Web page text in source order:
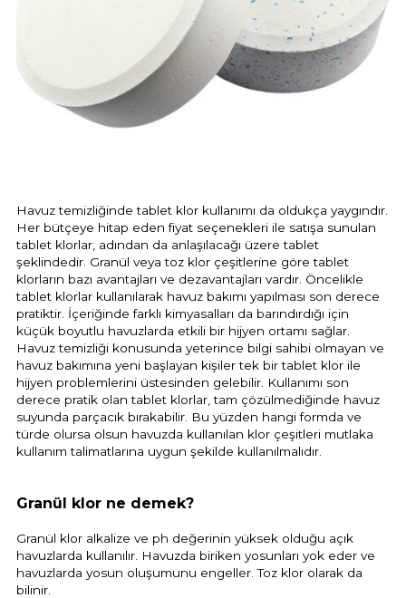
Havuz temizliğinde tablet klor kullanımı da oldukça yaygındır.
Her bütçeye hitap eden fiyat seçenekleri ile satışa sunulan
tablet klorlar, adından da anlaşılacağı üzere tablet
şeklindedir. Granül veya toz klor çeşitlerine göre tablet
klorların bazı avantajları ve dezavantajları vardır. Öncelikle
tablet klorlar kullanılarak havuz bakımı yapılması son derece
pratiktir. İçeriğinde farklı kimyasalları da barındırdığı için
küçük boyutlu havuzlarda etkili bir hijyen ortamı sağlar.
Havuz temizliği konusunda yeterince bilgi sahibi olmayan ve
havuz bakımına yeni başlayan kişiler tek bir tablet klor ile
hijyen problemlerini üstesinden gelebilir. Kullanımı son
derece pratik olan tablet klorlar, tam çözülmediğinde havuz
suyunda parçacık bırakabilir. Bu yüzden hangi formda ve
türde olursa olsun havuzda kullanılan klor çeşitleri mutlaka
kullanım talimatlarına uygun şekilde kullanılmalıdır.
Granül klor ne demek?
Granül klor alkalize ve ph değerinin yüksek olduğu açık
havuzlarda kullanılır. Havuzda biriken yosunları yok eder ve
havuzlarda yosun oluşumunu engeller. Toz klor olarak da
bilinir.